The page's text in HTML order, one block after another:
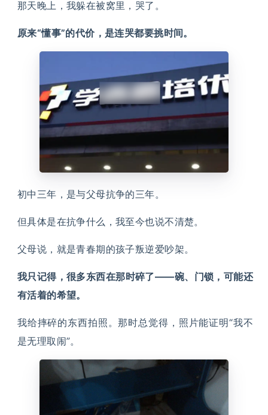
那天晚上，我躲在被窝里，哭了。
原来“懂事”的代价，是连哭都要挑时间。
初中三年，是与父母抗争的三年。
但具体是在抗争什么，我至今也说不清楚。
父母说，就是青春期的孩子叛逆爱吵架。
我只记得，很多东西在那时碎了——碗、门锁，可能还
有活着的希望。
我给摔碎的东西拍照。那时总觉得，照片能证明“我不
是无理取闹”。